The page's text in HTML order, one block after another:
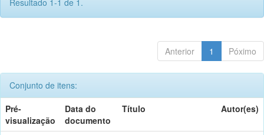
Anterior 1 Póximo
Conjunto de itens:
Pré-
visualização
Data do
documento
Título Autor(es)